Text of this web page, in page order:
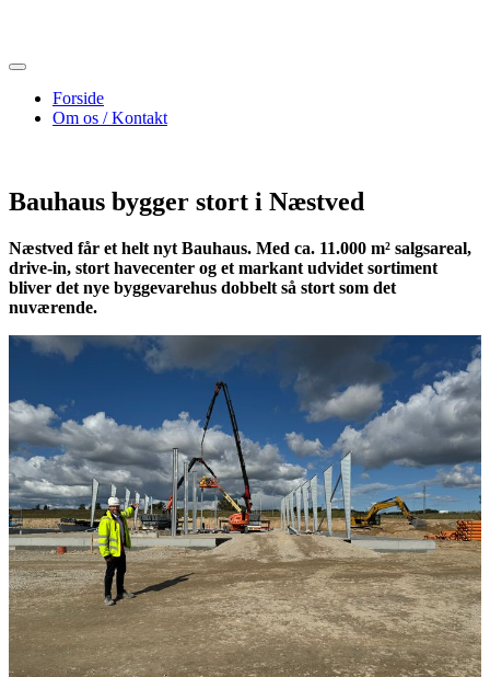
Forside
Om os / Kontakt
Bauhaus bygger stort i Næstved
Næstved får et helt nyt Bauhaus. Med ca. 11.000 m² salgsareal,
drive-in, stort havecenter og et markant udvidet sortiment
bliver det nye byggevarehus dobbelt så stort som det
nuværende.